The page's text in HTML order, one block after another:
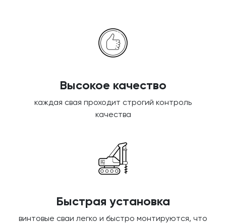
Высокое качество
каждая свая проходит строгий контроль
качества
Быстрая установка
винтовые сваи легко и быстро монтируются, что